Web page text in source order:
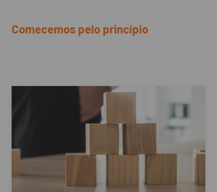
Comecemos pelo princípio